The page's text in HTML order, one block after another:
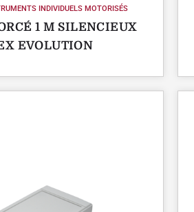
INDIVIDUELS MOTORISÉS
1 M SILENCIEUX
EVOLUTION